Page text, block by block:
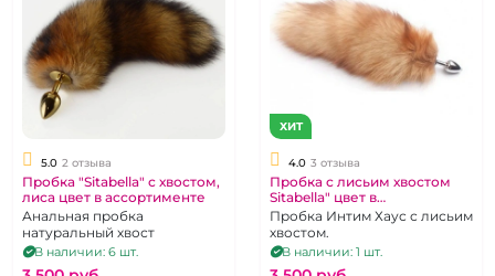
5.0 2 отзыва
Пробка "Sitabella" с хвостом,
лиса цвет в ассортименте
Анальная пробка
натуральный хвост
В наличии: 6 шт.
ХИТ
4.0 3 отзыва
Пробка с лисьим хвостом
Sitabella" цвет в
ассортименте
Пробка Интим Хаус с лисьим
хвостом.
В наличии: 1 шт.